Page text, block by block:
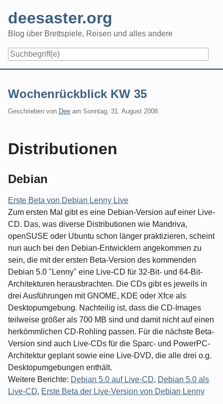
content
deesaster.org
Blog über Brettspiele, Reisen und alles andere
Wochenrückblick KW 35
Geschrieben von Dee am Sonntag, 31. August 2008
Distributionen
Debian
Erste Beta von Debian Lenny Live
Zum ersten Mal gibt es eine Debian-Version auf einer Live-
CD. Das, was diverse Distributionen wie Mandriva,
openSUSE oder Ubuntu schon länger praktizieren, scheint
nun auch bei den Debian-Entwicklern angekommen zu
sein, die mit der ersten Beta-Version des kommenden
Debian 5.0 "Lenny" eine Live-CD für 32-Bit- und 64-Bit-
Architekturen herausbrachten. Die CDs gibt es jeweils in
drei Ausführungen mit GNOME, KDE oder Xfce als
Desktopumgebung. Nachteilig ist, dass die CD-Images
teilweise größer als 700 MB sind und damit nicht auf einen
herkömmlichen CD-Rohling passen. Für die nächste Beta-
Version sind auch Live-CDs für die Sparc- und PowerPC-
Architektur geplant sowie eine Live-DVD, die alle drei o.g.
Desktopumgebungen enthält.
Weitere Berichte: Debian 5.0 auf Live-CD, Debian 5.0 als
Live-CD, Erste Beta der Live-Version von Debian Lenny